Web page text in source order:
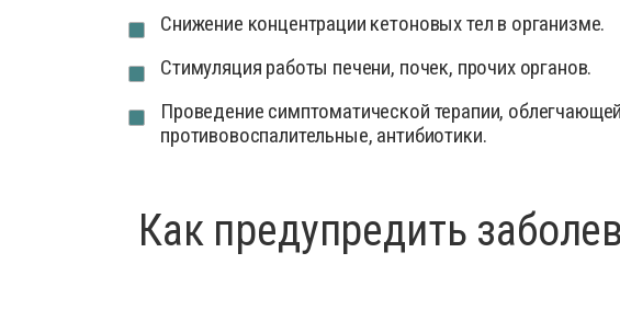
Снижение концентрации кетоновых тел в организме.
Стимуляция работы печени, почек, прочих органов.
Проведение симптоматической терапии,
противовоспалительные, антибиотики.
Как предупредить